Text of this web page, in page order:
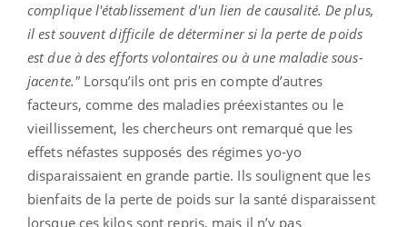
complique l'établissement d'un lien de causalité. De plus,
il est souvent difficile de déterminer si la perte de poids
est due à des efforts volontaires ou à une maladie sous-
jacente."Lorsqu’ils ont pris en compte d’autres
facteurs, comme des maladies préexistantes ou le
vieillissement, les chercheurs ont remarqué que les
effets néfastes supposés des régimes yo-yo
disparaissaient en grande partie. Ils soulignent que les
bienfaits de la perte de poids sur la santé disparaissent
lorsque ces kilos sont repris, mais il n’y pas